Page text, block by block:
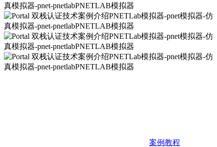
案例教程